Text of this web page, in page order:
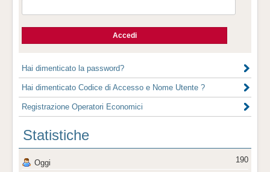
Hai dimenticato la password?
Hai dimenticato Codice di Accesso e Nome Utente ?
Registrazione Operatori Economici
Statistiche
Oggi
190